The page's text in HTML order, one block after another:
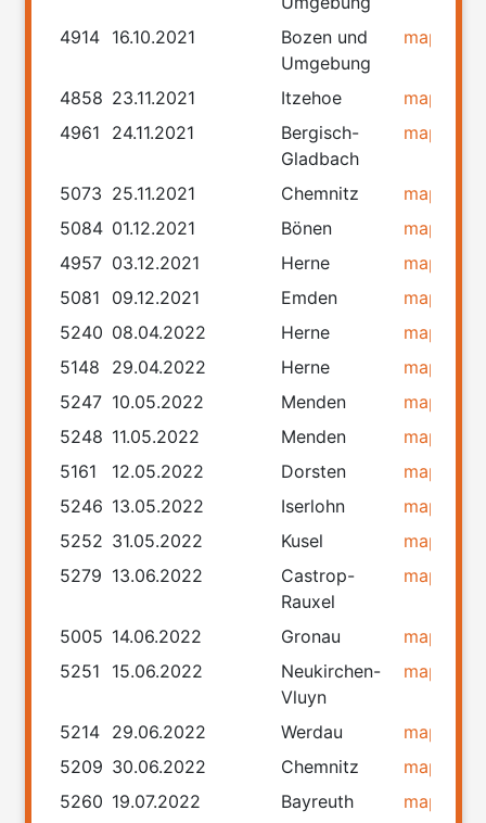
4914 16.10.2021
Bozen und
Umgebung
map
4858 23.11.2021 Itzehoe map
4961
24.11.2021
Bergisch-
Gladbach
map
5073 25.11.2021 Chemnitz map
5084 01.12.2021 Bönen map
4957 03.12.2021 Herne map
5081
09.12.2021 Emden map
5240 08.04.2022 Herne map
5148
29.04.2022 Herne map
5247 10.05.2022 Menden map
5248 11.05.2022 Menden map
5161
12.05.2022 Dorsten map
5246 13.05.2022 Iserlohn map
5252 31.05.2022 Kusel map
5279 13.06.2022
Castrop-
Rauxel
map
5005 14.06.2022 Gronau map
5251
15.06.2022
Neukirchen-
Vluyn
map
5214 29.06.2022 Werdau map
5209 30.06.2022 Chemnitz map
5260 19.07.2022 Bayreuth map